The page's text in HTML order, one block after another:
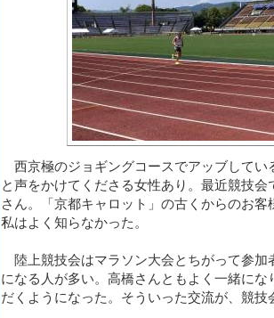
西京極のジョギングコースでアッブしてい
と声をかけてくださる女性あり。最近競技
さん。「京都キャロット」の古くからのお
私はよく知らなかった。
陸上競技会はマラソン大会とちがって参加
になる人が多い。高橋さんともよく一緒に
だくようになった。そういった交流が、競